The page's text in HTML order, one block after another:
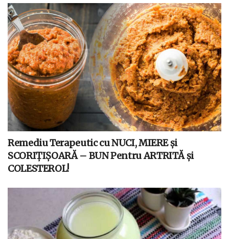
Remediu Terapeutic cu NUCI, MIERE și
SCORIȚIȘOARĂ – BUN Pentru ARTRITĂ și
COLESTEROL!